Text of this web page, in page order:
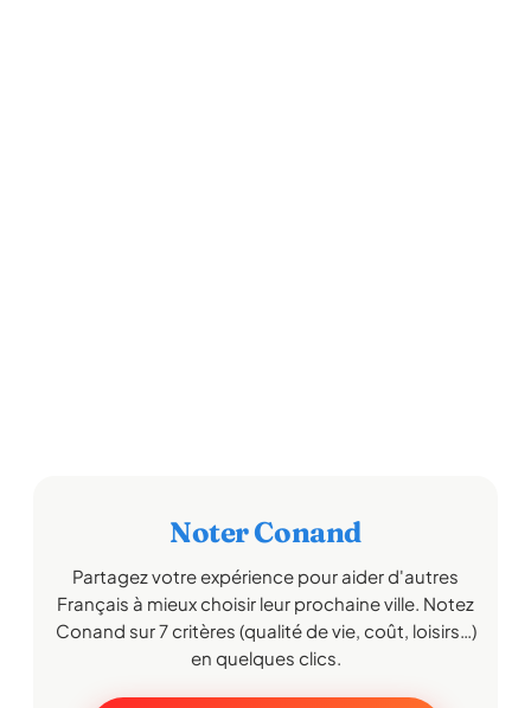
Noter Conand
Partagez votre expérience pour aider d'autres
Français à mieux choisir leur prochaine ville. Notez
Conand sur 7 critères (qualité de vie, coût, loisirs…)
en quelques clics.